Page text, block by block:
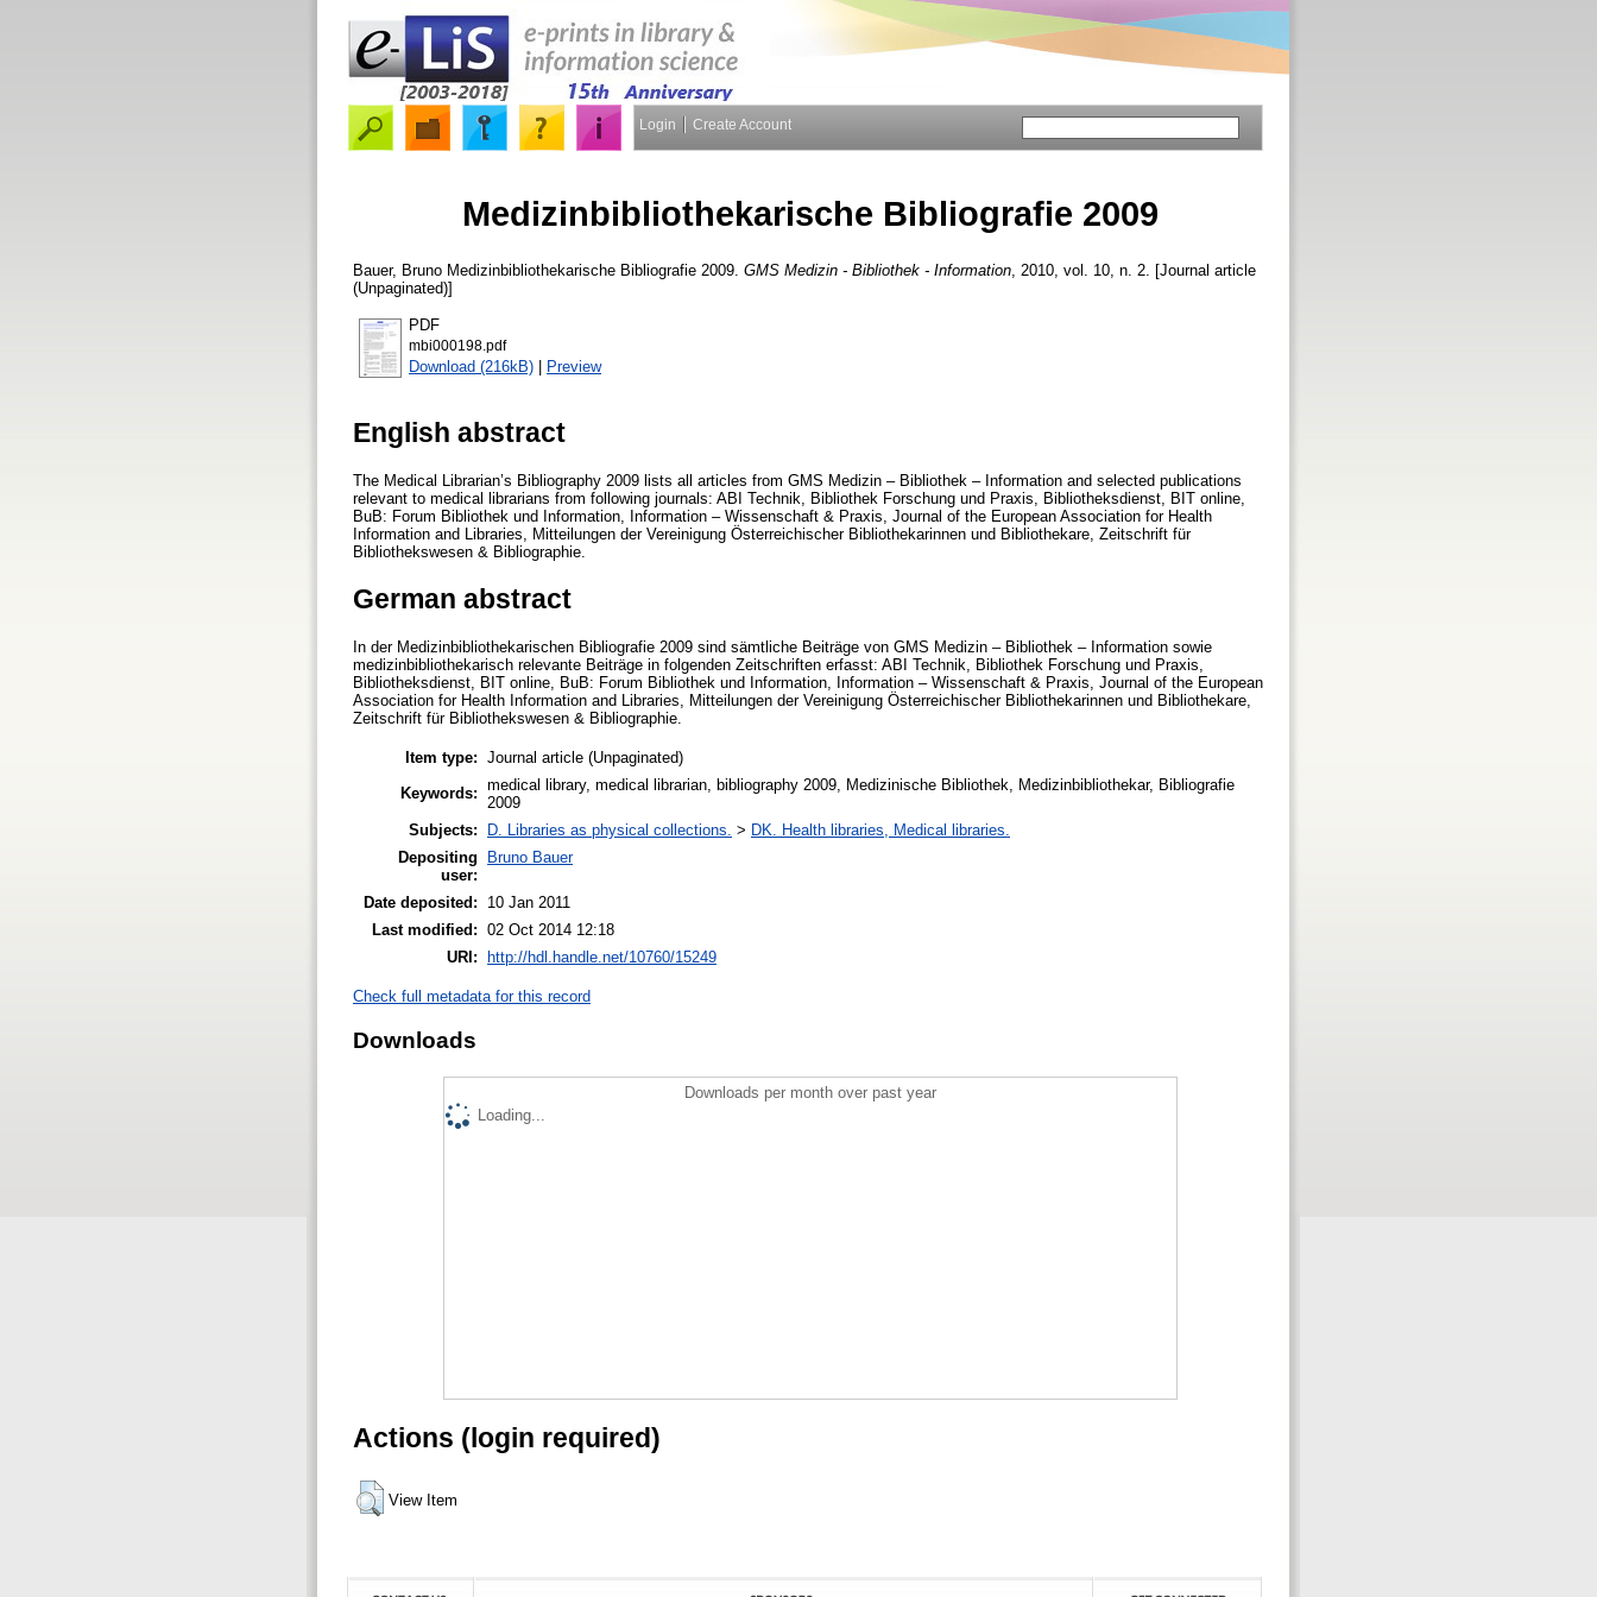
Login Create Account
Medizinbibliothekarische Bibliografie 2009
Bauer, Bruno Medizinbibliothekarische Bibliografie 2009. GMS Medizin - Bibliothek - Information , 2010, vol. 10, n. 2. [Journal article
(Unpaginated)]
PDF
mbi000198.pdf
Download (216kB) | Preview
English abstract
The Medical Librarian’s Bibliography 2009 lists all articles from GMS Medizin – Bibliothek – Information and selected publications
relevant to medical librarians from following journals: ABI Technik, Bibliothek Forschung und Praxis, Bibliotheksdienst, BIT online,
BuB: Forum Bibliothek und Information, Information – Wissenschaft & Praxis, Journal of the European Association for Health
Information and Libraries, Mitteilungen der Vereinigung Österreichischer Bibliothekarinnen und Bibliothekare, Zeitschrift für
Bibliothekswesen & Bibliographie.
German abstract
In der Medizinbibliothekarischen Bibliografie 2009 sind sämtliche Beiträge von GMS Medizin – Bibliothek – Information sowie
medizinbibliothekarisch relevante Beiträge in folgenden Zeitschriften erfasst: ABI Technik, Bibliothek Forschung und Praxis,
Bibliotheksdienst, BIT online, BuB: Forum Bibliothek und Information, Information – Wissenschaft & Praxis, Journal of the European
Association for Health Information and Libraries, Mitteilungen der Vereinigung Österreichischer Bibliothekarinnen und Bibliothekare,
Zeitschrift für Bibliothekswesen & Bibliographie.
Item type: Journal article (Unpaginated)
Keywords: medical library, medical librarian, bibliography 2009, Medizinische Bibliothek, Medizinbibliothekar, Bibliografie
2009
Subjects:
D. Libraries as physical collections. > DK. Health libraries, Medical libraries.
Depositing
user:
Bruno Bauer
Date deposited:
10 Jan 2011
Last modified: 02 Oct 2014 12:18
URI:
http://hdl.handle.net/10760/15249
Check full metadata for this record
Downloads
Downloads per month over past year
Loading...
Actions (login required)
View Item